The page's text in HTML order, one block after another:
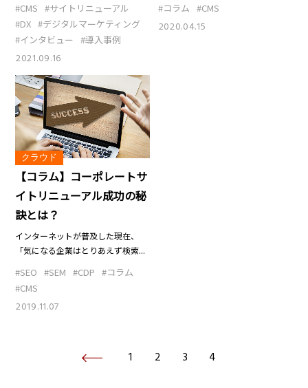
#CMS #サイトリニューアル
#DX #デジタルマーケティング
#インタビュー #導入事例
2021.09.16
#コラム #CMS
2020.04.15
クラウド
【コラム】コーポレートサ
イトリニューアル成功の秘
訣とは？
インターネットが普及した現在、
「気になる企業はとりあえず検索...
#SEO #SEM #CDP #コラム
#CMS
2019.11.07
1 2 3 4